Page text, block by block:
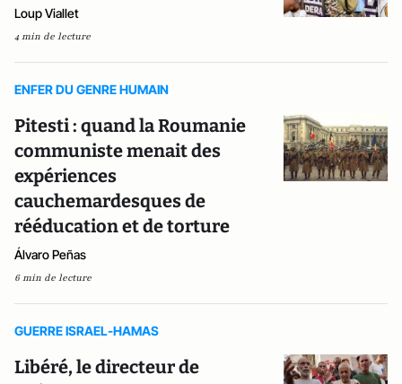
Loup Viallet
4 min de lecture
ENFER DU GENRE HUMAIN
Pitesti : quand la Roumanie
communiste menait des
expériences
cauchemardesques de
rééducation et de torture
Álvaro Peñas
6 min de lecture
GUERRE ISRAEL-HAMAS
Libéré, le directeur de